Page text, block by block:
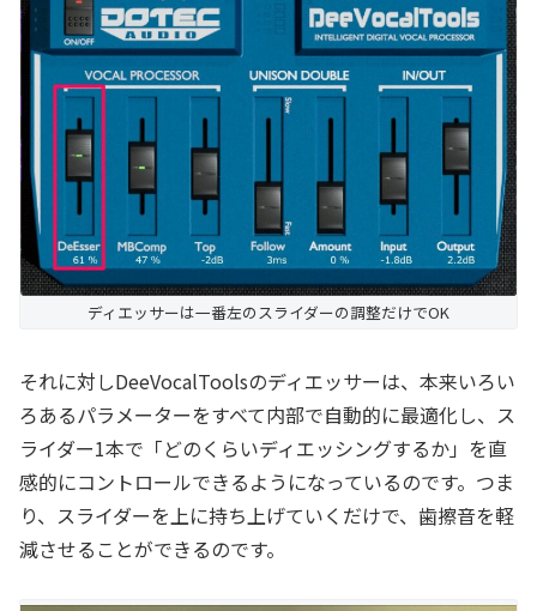
ディエッサーは一番左のスライダーの調整だけでOK
それに対しDeeVocalToolsのディエッサーは、本来いろい
ろあるパラメーターをすべて内部で自動的に最適化し、ス
ライダー1本で「どのくらいディエッシングするか」を直
感的にコントロールできるようになっているのです。つま
り、スライダーを上に持ち上げていくだけで、歯擦音を軽
減させることができるのです。